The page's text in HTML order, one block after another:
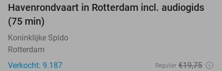
30%
Havenrondvaart in Rotterdam incl. audiogids
(75 min)
Koninklijke Spido
Rotterdam
Verkocht: 9.187
Regulier €19,75